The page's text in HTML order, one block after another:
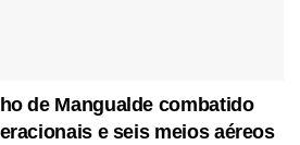
de Mangualde combatido
e seis meios aéreos